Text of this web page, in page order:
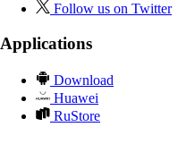
Follow us on Twitter
Applications
Download
Huawei
RuStore